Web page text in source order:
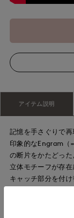
アイテム説明
記憶を手さぐりで
印象的なEngram（
の断片をかたどっ
立体モチーフが存在
キャッチ部分を付
※淡水パールはサ